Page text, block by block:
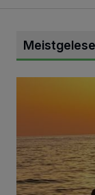
Die schönsten